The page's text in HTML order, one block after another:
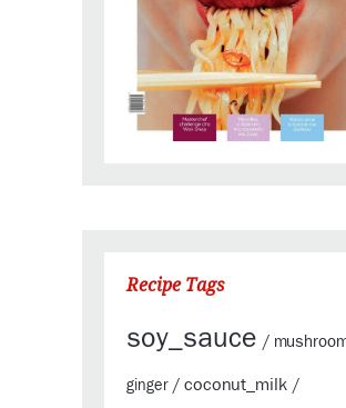
Recipe Tags
soy_sauce /
ginger/ coconut_milk /